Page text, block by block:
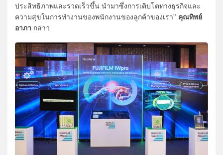
ประสิทธิภาพและรวดเร็วขึ้น นำมาซึ่งการเติบโตทางธุรกิจและ
ความสุขในการทำงานของพนักงานของลูกค้าของเรา” คุณทิพย์
อาภา กล่าว